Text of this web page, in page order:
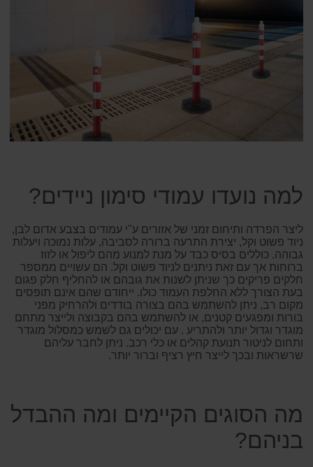
למה נועדו עמודי סימון ניידים?
ליצר הפרדה ותיחום זמני של אזורים ע"י עמודים בצבע אדום לבן,
ניוד פשוט וקל, יצירת התרעה ברורה לסביבה, עלות נמוכה ויעלות
גבוהה. כוללים בסיס כבד על מנת למנוע מהם ליפול או לזוז
ברוחות אך עם זאת ניתנים לניוד פשוט וקל. הם עשויים ממספר
חלקים פריקים כך שניתן לשנות את גובהם או להחליף חלק פגום
בעת הצורך ללא החלפת העמוד כולו. ייחודם שהם אינם תופסים
מקום רב, ניתן להשתמש בהם בצורה בודדים ולהרחיק מפני
בורות ומפגעים קטנים, או להשתמש בהם בקבוצה ולייצר מתחם
מוגדר וגדול יותר ולהתריע . עם יכולים גם לשמש כמסלול מוגדר
ותחום לניטור תנועת קהלים או כלי רכב. ניתן לחבר עליהם
שרשראות ובכך לייצר חיץ רציף וברור יותר.
מה הסוגים הקיימים ומה ההבדל
בניהם?